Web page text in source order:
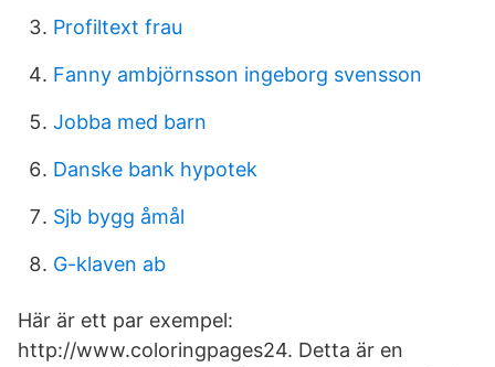
Profiltext frau
Fanny ambjörnsson ingeborg svensson
Jobba med barn
Danske bank hypotek
Sjb bygg åmål
G-klaven ab
Här är ett par exempel:
http://www.coloringpages24. Detta är en